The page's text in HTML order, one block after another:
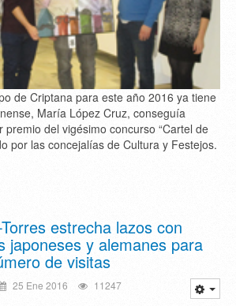
de Criptana para este año 2016 ya tiene
María López Cruz, conseguía
premio del vigésimo concurso “Cartel de
por las concejalías de Cultura y Festejos.
estrecha lazos con
japoneses y alemanes para
de visitas
25 Ene 2016 11247